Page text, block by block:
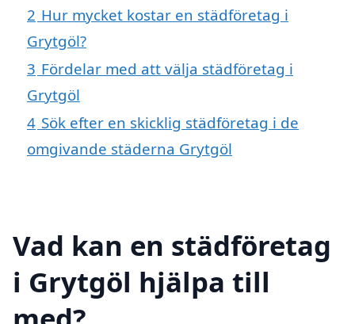
2 Hur mycket kostar en städföretag i
Grytgöl?
3 Fördelar med att välja städföretag i
Grytgöl
4 Sök efter en skicklig städföretag i de
omgivande städerna Grytgöl
Vad kan en städföretag
i Grytgöl hjälpa till